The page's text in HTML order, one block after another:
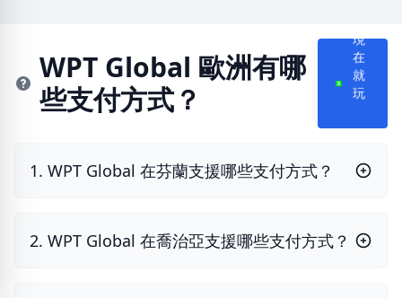
WPT Global 歐洲有哪
些支付方式？
現
在
就
玩
1. WPT Global 在芬蘭支援哪些支付方式？
2. WPT Global 在喬治亞支援哪些支付方式？